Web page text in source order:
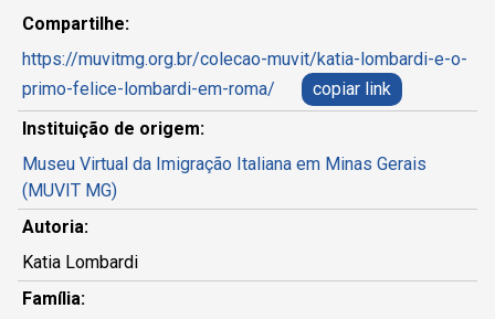
Compartilhe:
https://muvitmg.org.br/colecao-muvit/katia-lombardi-e-o-
primo-felice-lombardi-em-roma/
copiar link
Instituição de origem:
Museu Virtual da Imigração Italiana em Minas Gerais
(MUVIT MG)
Autoria:
Katia Lombardi
Família: